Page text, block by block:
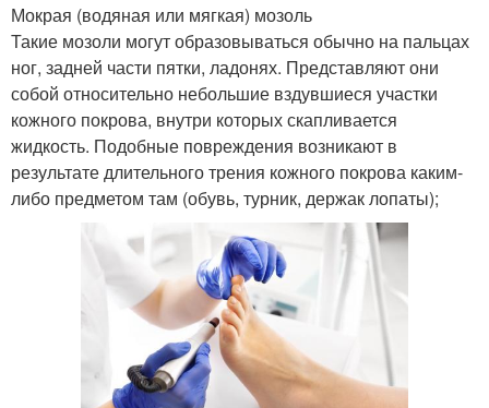
Мокрая (водяная или мягкая) мозоль
Такие мозоли могут образовываться обычно на пальцах
ног, задней части пятки, ладонях. Представляют они
собой относительно небольшие вздувшиеся участки
кожного покрова, внутри которых скапливается
жидкость. Подобные повреждения возникают в
результате длительного трения кожного покрова каким-
либо предметом там (обувь, турник, держак лопаты);